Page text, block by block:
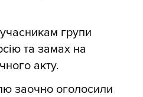
групи
та замах на
акту.
заочно оголосили